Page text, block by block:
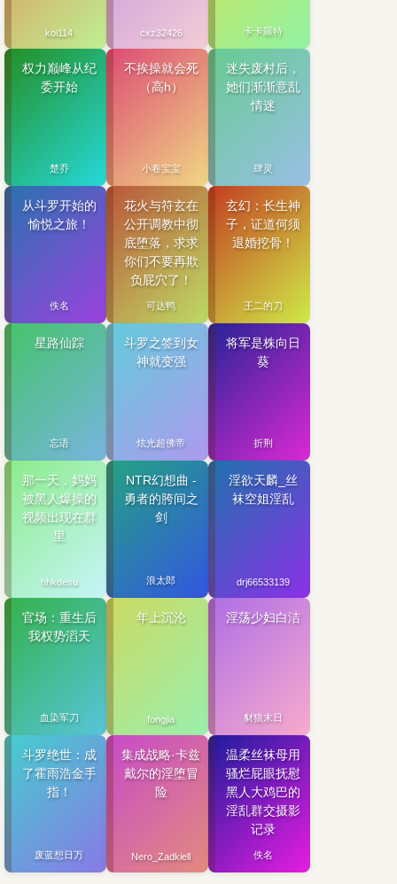
koi114 cxz32426 卡卡羅特
权力巅峰从纪
委开始
楚乔
不挨操就会死
（高h）
小卷宝宝
迷失废村后，
她们渐渐意乱
情迷
肆灵
从斗罗开始的
愉悦之旅！
佚名
花火与符玄在
公开调教中彻
底堕落，求求
你们不要再欺
负屁穴了！
可达鸭
玄幻：长生神
子，证道何须
退婚挖骨！
王二的刀
星路仙踪
忘语
斗罗之签到女
神就变强
炫光超佛帝
将军是株向日
葵
折荆
那一天，妈妈
被黑人爆操的
视频出现在群
里
hhkdesu
NTR幻想曲 -
勇者的胯间之
剑
浪太郎
淫欲天麟_丝
袜空姐淫乱
drj66533139
官场：重生后
我权势滔天
血染军刀
年上沉沦
fongjia
淫荡少妇白洁
豺狼末日
斗罗绝世：成
了霍雨浩金手
指！
废蓝想日万
集成战略·卡兹
戴尔的淫堕冒
险
Nero_Zadkiell
温柔丝袜母用
骚烂屁眼抚慰
黑人大鸡巴的
淫乱群交摄影
记录
佚名